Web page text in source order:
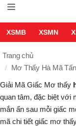
XSMB XSMN
Trang chủ
Mơ Thấy Hà Mã
Giải Mã Giấc Mơ thấy
quan tâm, đặc biệt với
mắn ẩn sau mỗi giấc
mã chi tiết giấc mơ